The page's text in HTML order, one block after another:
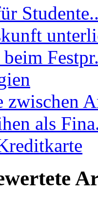
zwischen
als